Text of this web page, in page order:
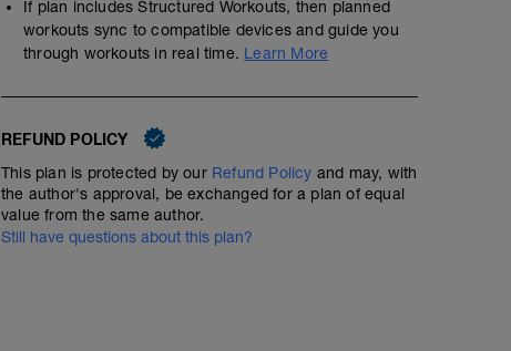
Kenyan Fartlek: 12x1min
65
If plan includes Structured Workouts, then planned
workouts sync to compatible devices and guide you
through workouts in real time. Learn More
REFUND POLICY
This plan is protected by our Refund Policy and may, with
the author's approval, be exchanged for a plan of equal
value from the same author.
Still have questions about this plan?